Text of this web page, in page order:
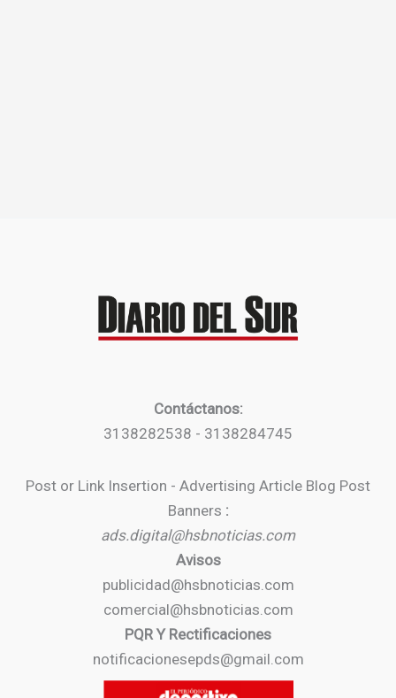
Contáctanos:
3138282538 - 3138284745
Post or Link Insertion - Advertising Article Blog Post
Banners :
ads.digital@hsbnoticias.com
Avisos
publicidad@hsbnoticias.com
comercial@hsbnoticias.com
PQR Y Rectificaciones
notificacionesepds@gmail.com